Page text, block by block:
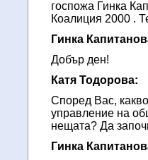
госпожа Гинка
Коалиция 2000 .
Гинка
Добър ден!
Катя Тодорова:
Според Вас,
управление на
нещата? Да
Гинка